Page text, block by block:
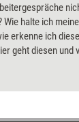
Wie halte ich
erkenne ich
geht diesen und